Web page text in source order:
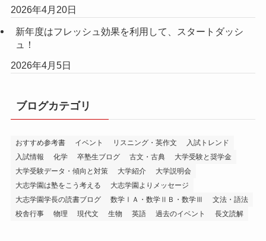
2026年4月20日
新年度はフレッシュ効果を利用して、スタートダッシ
ュ！
2026年4月5日
ブログカテゴリ
おすすめ参考書 イベント リスニング・英作文
入試トレンド
入試情報
化学 卒塾生ブログ 古文・古典
大学受験と奨学金
大学受験データ・傾向と対策
大学紹介
大学説明会
大志学園は塾をこう考える
大志学園よりメッセージ
大志学園学長の読書ブログ
数学ⅠＡ・数学ⅡＢ・数学Ⅲ
文法・語法
校舎行事
物理 現代文 生物 英語 過去のイベント 長文読解